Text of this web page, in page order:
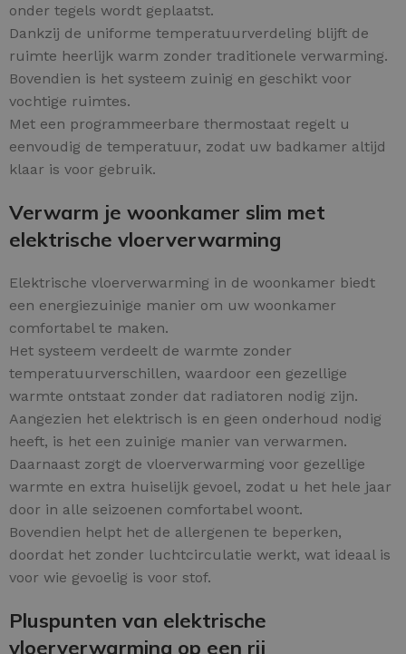
onder tegels wordt geplaatst.
Dankzij de uniforme temperatuurverdeling blijft de
ruimte heerlijk warm zonder traditionele verwarming.
Bovendien is het systeem zuinig en geschikt voor
vochtige ruimtes.
Met een programmeerbare thermostaat regelt u
eenvoudig de temperatuur, zodat uw badkamer altijd
klaar is voor gebruik.
Verwarm je woonkamer slim met
elektrische vloerverwarming
Elektrische vloerverwarming in de woonkamer biedt
een energiezuinige manier om uw woonkamer
comfortabel te maken.
Het systeem verdeelt de warmte zonder
temperatuurverschillen, waardoor een gezellige
warmte ontstaat zonder dat radiatoren nodig zijn.
Aangezien het elektrisch is en geen onderhoud nodig
heeft, is het een zuinige manier van verwarmen.
Daarnaast zorgt de vloerverwarming voor gezellige
warmte en extra huiselijk gevoel, zodat u het hele jaar
door in alle seizoenen comfortabel woont.
Bovendien helpt het de allergenen te beperken,
doordat het zonder luchtcirculatie werkt, wat ideaal is
voor wie gevoelig is voor stof.
Pluspunten van elektrische
vloerverwarming op een rij